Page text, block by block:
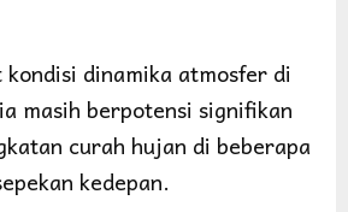
dinamika atmosfer di
masih berpotensi signifikan
curah hujan di beberapa
kedepan.